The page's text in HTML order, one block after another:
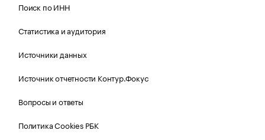
Поиск по ИНН
Статистика и аудитория
Источники данных
Источник отчетности Контур.Фокус
Вопросы и ответы
Политика Cookies РБК